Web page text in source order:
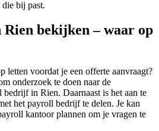
bij past.
bekijken – waar op
letten voordat je een offerte aanvraagt?
onderzoek te doen naar de
in Rien. Daarnaast is het aan te
het payroll bedrijf te delen. Je kan
kantoor plannen om je vragen te